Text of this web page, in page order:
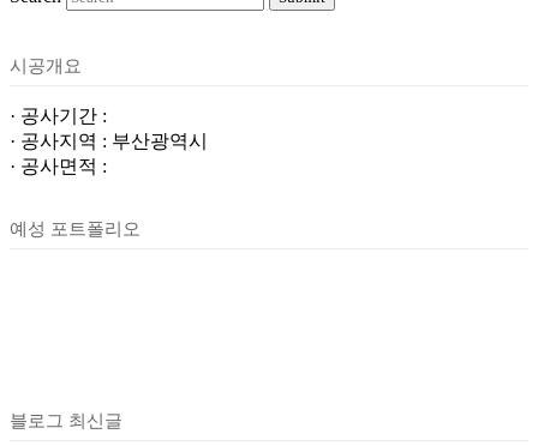
시공개요
· 공사기간 :
· 공사지역 : 부산광역시
· 공사면적 :
예성 포트폴리오
블로그 최신글